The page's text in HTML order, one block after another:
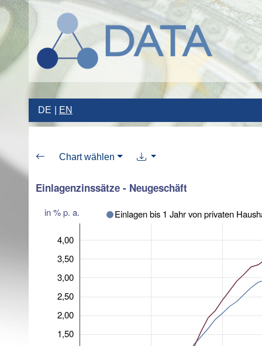
DE EN
Chart wählen
Einlagenzinssätze - Neugeschäft
in % p. a.
1,50
2,00
2,50
3,00
3,50
4,00
Einlagen bis 1 Jahr von privaten